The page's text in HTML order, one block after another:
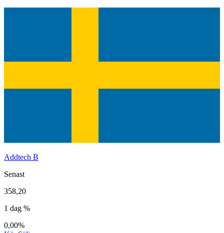
Addtech B
Senast
358,20
1 dag %
0,00%